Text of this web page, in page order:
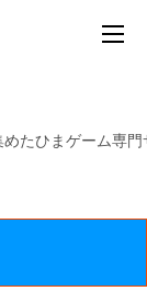
たひまゲーム専